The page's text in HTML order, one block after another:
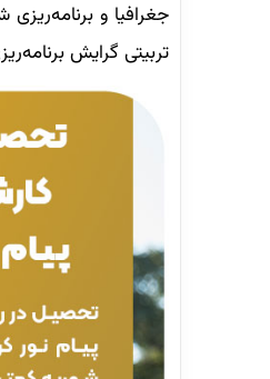
جغرافیا و
تربیتی گرایش